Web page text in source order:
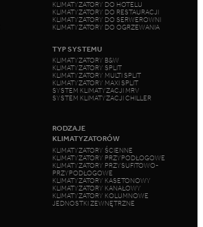
KLIMATYZATORY DO HOTELU
KLIMATYZATORY DO RESTAURACJI
KLIMATYZATORY DO SERWEROWNI
KLIMATYZATORY DO OGRZEWANIA
TYP SYSTEMU
KLIMATYZATORY B&W
KLIMATYZATORY SPLIT
KLIMATYZATORY MULTI SPLIT
KLIMATYZATORY MAXI SPLIT
SYSTEM KLIMATYZACJI MRV
SYSTEM KLIMATYZACJI CHILLER
RODZAJE
KLIMATYZATORÓW
KLIMATYZATORY ŚCIENNE
KLIMATYZATORY PRZYPODŁOGOWE
KLIMATYZATORY PRZYSUFITOWO-
PRZYPODŁOGOWE
KLIMATYZATORY KASETONOWY
KLIMATYZATORY KANAŁOWY
KLIMATYZATORY KOLUMNOWE
JEDNOSTKI ZEWNĘTRZNE